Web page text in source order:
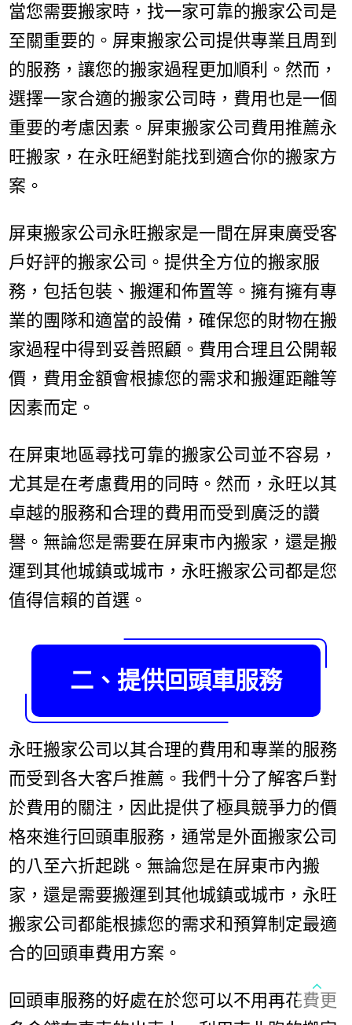
當您需要搬家時，找一家可靠的搬家公司是
至關重要的。屏東搬家公司提供專業且周到
的服務，讓您的搬家過程更加順利。然而，
選擇一家合適的搬家公司時，費用也是一個
重要的考慮因素。屏東搬家公司費用推薦永
旺搬家，在永旺絕對能找到適合你的搬家方
案。
屏東搬家公司永旺搬家是一間在屏東廣受客
戶好評的搬家公司。提供全方位的搬家服
務，包括包裝、搬運和佈置等。擁有擁有專
業的團隊和適當的設備，確保您的財物在搬
家過程中得到妥善照顧。費用合理且公開報
價，費用金額會根據您的需求和搬運距離等
因素而定。
在屏東地區尋找可靠的搬家公司並不容易，
尤其是在考慮費用的同時。然而，永旺以其
卓越的服務和合理的費用而受到廣泛的讚
譽。無論您是需要在屏東市內搬家，還是搬
運到其他城鎮或城市，永旺搬家公司都是您
值得信賴的首選。
二、提供回頭車服務
永旺搬家公司以其合理的費用和專業的服務
而受到各大客戶推薦。我們十分了解客戶對
於費用的關注，因此提供了極具競爭力的價
格來進行回頭車服務，通常是外面搬家公司
的八至六折起跳。無論您是在屏東市內搬
家，還是需要搬運到其他城鎮或城市，永旺
搬家公司都能根據您的需求和預算制定最適
合的回頭車費用方案。
回頭車服務的好處在於您可以不用再花費更